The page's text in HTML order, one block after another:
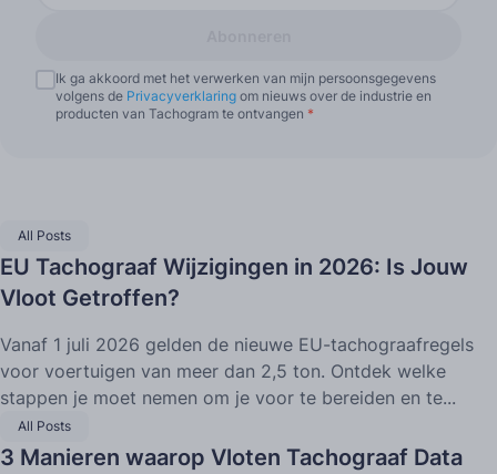
Ik ga akkoord met het verwerken van mijn persoonsgegevens
volgens de Privacyverklaring om nieuws over de industrie en
producten van Tachogram te ontvangen *
All Posts
EU Tachograaf Wijzigingen in 2026: Is Jouw
Vloot Getroffen?
Vanaf 1 juli 2026 gelden de nieuwe EU-tachograafregels
voor voertuigen van meer dan 2,5 ton. Ontdek welke
stappen je moet nemen om je voor te bereiden en te...
All Posts
3 Manieren waarop Vloten Tachograaf Data